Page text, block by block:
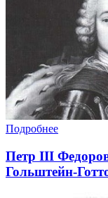
Подробнее
Петр III
Гольштейн-